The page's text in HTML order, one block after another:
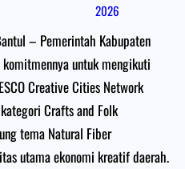
2026
– Pemerintah Kabupaten
untuk mengikuti
Creative Cities Network
Crafts and Folk
tema Natural Fiber
utama ekonomi kreatif daerah.